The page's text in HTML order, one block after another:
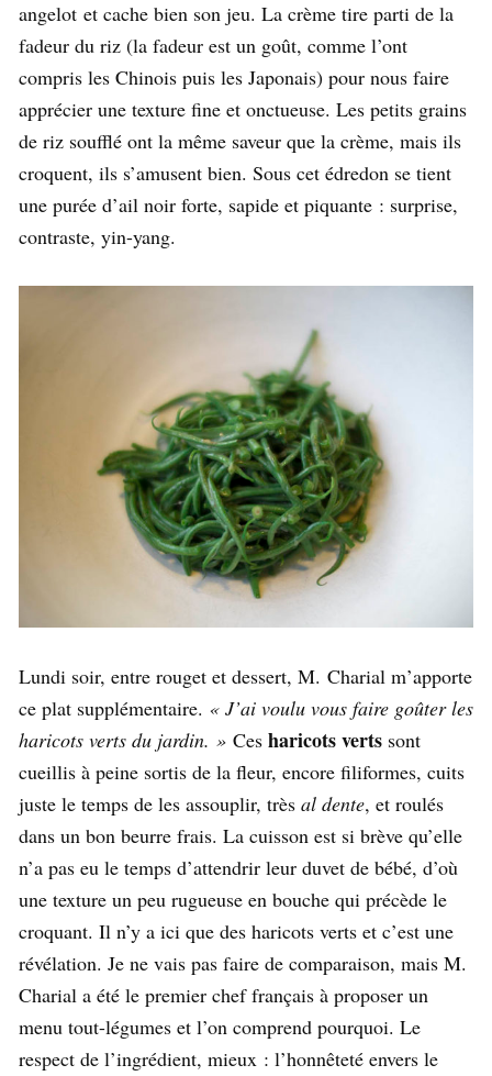
angelot et cache bien son jeu. La crème tire parti de la
fadeur du riz (la fadeur est un goût, comme l’ont
compris les Chinois puis les Japonais) pour nous faire
apprécier une texture fine et onctueuse. Les petits grains
de riz soufflé ont la même saveur que la crème, mais ils
croquent, ils s’amusent bien. Sous cet édredon se tient
une purée d’ail noir forte, sapide et piquante : surprise,
contraste, yin-yang.
Lundi soir, entre rouget et dessert, M. Charial m’apporte
ce plat supplémentaire. « J’ai voulu vous faire goûter les
haricots verts du jardin. » Ces haricots verts sont
cueillis à peine sortis de la fleur, encore filiformes, cuits
juste le temps de les assouplir, très al dente, et roulés
dans un bon beurre frais. La cuisson est si brève qu’elle
n’a pas eu le temps d’attendrir leur duvet de bébé, d’où
une texture un peu rugueuse en bouche qui précède le
croquant. Il n’y a ici que des haricots verts et c’est une
révélation. Je ne vais pas faire de comparaison, mais M.
Charial a été le premier chef français à proposer un
menu tout-légumes et l’on comprend pourquoi. Le
respect de l’ingrédient, mieux : l’honnêteté envers le